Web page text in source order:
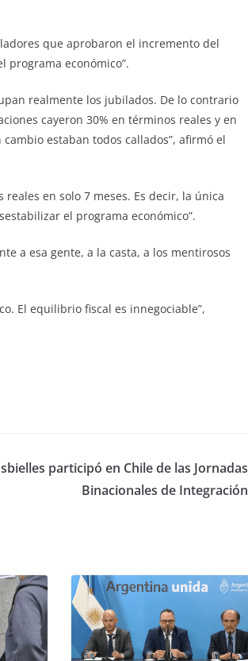
que aprobaron el incremento del
programa económico”.
realmente los jubilados. De lo contrario
cayeron 30% en términos reales y en
estaban todos callados”, afirmó el
en solo 7 meses. Es decir, la única
el programa económico”.
a esa gente, a la casta, a los mentirosos
El equilibrio fiscal es innegociable”,
participó en Chile de las Jornadas
Binacionales de Integración